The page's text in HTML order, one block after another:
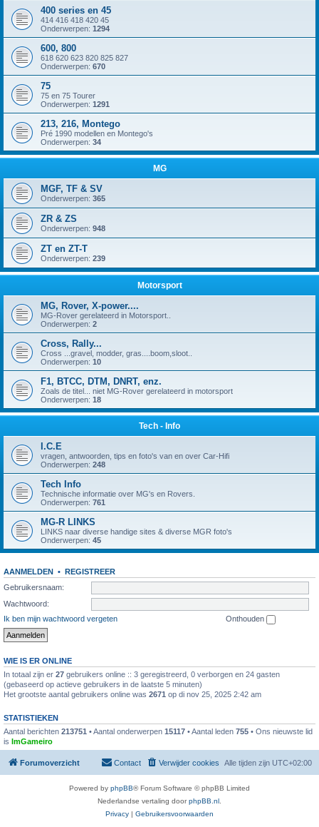
400 series en 45
414 416 418 420 45
Onderwerpen: 1294
600, 800
618 620 623 820 825 827
Onderwerpen: 670
75
75 en 75 Tourer
Onderwerpen: 1291
213, 216, Montego
Pré 1990 modellen en Montego's
Onderwerpen: 34
MG
MGF, TF & SV
Onderwerpen: 365
ZR & ZS
Onderwerpen: 948
ZT en ZT-T
Onderwerpen: 239
Motorsport
MG, Rover, X-power....
MG-Rover gerelateerd in Motorsport..
Onderwerpen: 2
Cross, Rally...
Cross ...gravel, modder, gras....boom,sloot..
Onderwerpen: 10
F1, BTCC, DTM, DNRT, enz.
Zoals de titel... niet MG-Rover gerelateerd in motorsport
Onderwerpen: 18
Tech - Info
I.C.E
vragen, antwoorden, tips en foto's van en over Car-Hifi
Onderwerpen: 248
Tech Info
Technische informatie over MG's en Rovers.
Onderwerpen: 761
MG-R LINKS
LINKS naar diverse handige sites & diverse MGR foto's
Onderwerpen: 45
AANMELDEN • REGISTREER
Gebruikersnaam:
Wachtwoord:
Ik ben mijn wachtwoord vergeten
Onthouden
WIE IS ER ONLINE
In totaal zijn er 27 gebruikers online :: 3 geregistreerd, 0 verborgen en 24 gasten
(gebaseerd op actieve gebruikers in de laatste 5 minuten)
Het grootste aantal gebruikers online was 2671 op di nov 25, 2025 2:42 am
STATISTIEKEN
Aantal berichten 213751 • Aantal onderwerpen 15117 • Aantal leden 755 • Ons nieuwste lid
is ImGameiro
Forumoverzicht Alle tijden zijn UTC+02:00
Verwijder cookies
Contact
Powered by phpBB® Forum Software © phpBB Limited
Nederlandse vertaling doorphpBB.nl
Privacy | Gebruikersvoorwaarden